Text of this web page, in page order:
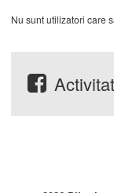
Nu sunt utilizatori care